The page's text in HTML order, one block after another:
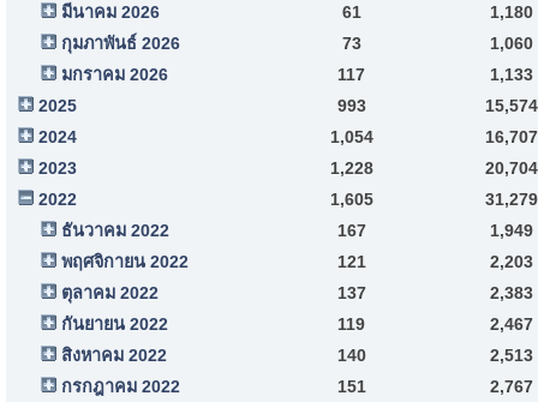
มีนาคม 2026
61
1,180
กุมภาพันธ์ 2026
73
1,060
มกราคม 2026
117
1,133
2025
993
15,574
2024
1,054
16,707
2023
1,228
20,704
2022
1,605
31,279
ธันวาคม 2022
167
1,949
พฤศจิกายน 2022
121
2,203
ตุลาคม 2022
137
2,383
กันยายน 2022
119
2,467
สิงหาคม 2022
140
2,513
กรกฎาคม 2022
151
2,767